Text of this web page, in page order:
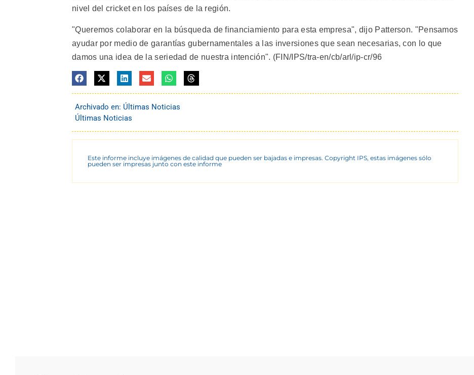
nivel del cricket en los países de la región.
"Queremos colaborar en la búsqueda de financiamiento para esta empresa", dijo Patterson. "Pensamos
ayudar por medio de garantías gubernamentales a las inversiones que sean necesarias, con lo que
damos una idea de la seriedad de nuestra intención". (FIN/IPS/tra-en/cb/arl/ip-cr/96
Archivado en: Últimas Noticias
Últimas Noticias
Este informe incluye imágenes de calidad que pueden ser bajadas e impresas. Copyright IPS, estas imágenes sólo
pueden ser impresas junto con este informe